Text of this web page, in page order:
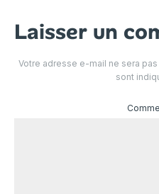
Laisser un
Votre adresse e-mail ne sera
sont